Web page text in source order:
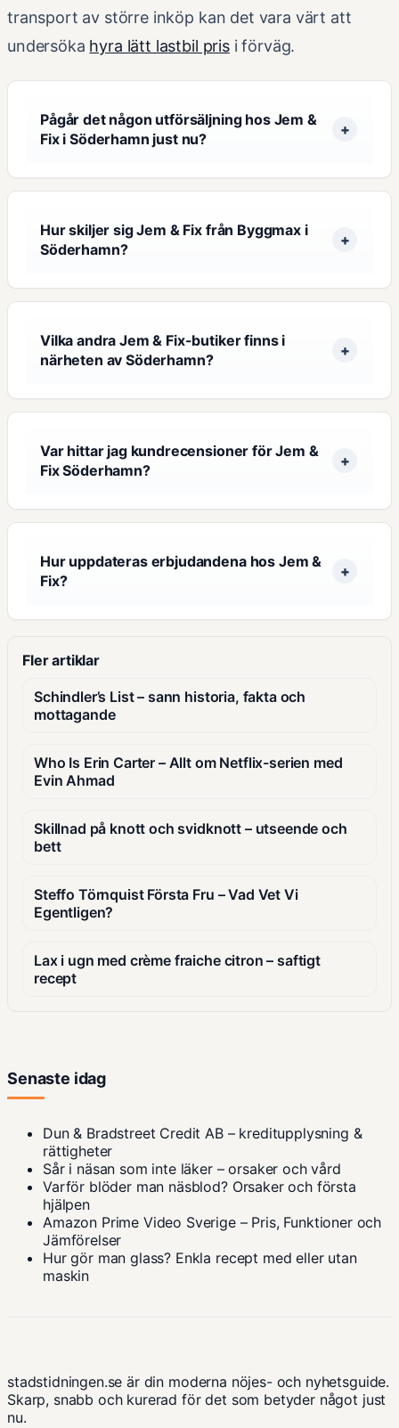
transport av större inköp kan det vara värt att
undersöka hyra lätt lastbil prisi förväg.
Pågår det någon utförsäljning hos Jem &
Fix i Söderhamn just nu?
Hur skiljer sig Jem & Fix från Byggmax i
Söderhamn?
Vilka andra Jem & Fix-butiker finns i
närheten av Söderhamn?
Var hittar jag kundrecensioner för Jem &
Fix Söderhamn?
Hur uppdateras erbjudandena hos Jem &
Fix?
Fler artiklar
Schindler’s List – sann historia, fakta och
mottagande
Who Is Erin Carter – Allt om Netflix-serien med
Evin Ahmad
Skillnad på knott och svidknott – utseende och
bett
Steffo Törnquist Första Fru – Vad Vet Vi
Egentligen?
Lax i ugn med crème fraiche citron – saftigt
recept
Senaste idag
Dun & Bradstreet Credit AB – kreditupplysning &
rättigheter
Sår i näsan som inte läker – orsaker och vård
Varför blöder man näsblod? Orsaker och första
hjälpen
Amazon Prime Video Sverige – Pris, Funktioner och
Jämförelser
Hur gör man glass? Enkla recept med eller utan
maskin
stadstidningen.se är din moderna nöjes- och nyhetsguide.
Skarp, snabb och kurerad för det som betyder något just
nu.